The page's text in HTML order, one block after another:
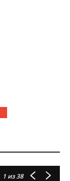
1 из 38